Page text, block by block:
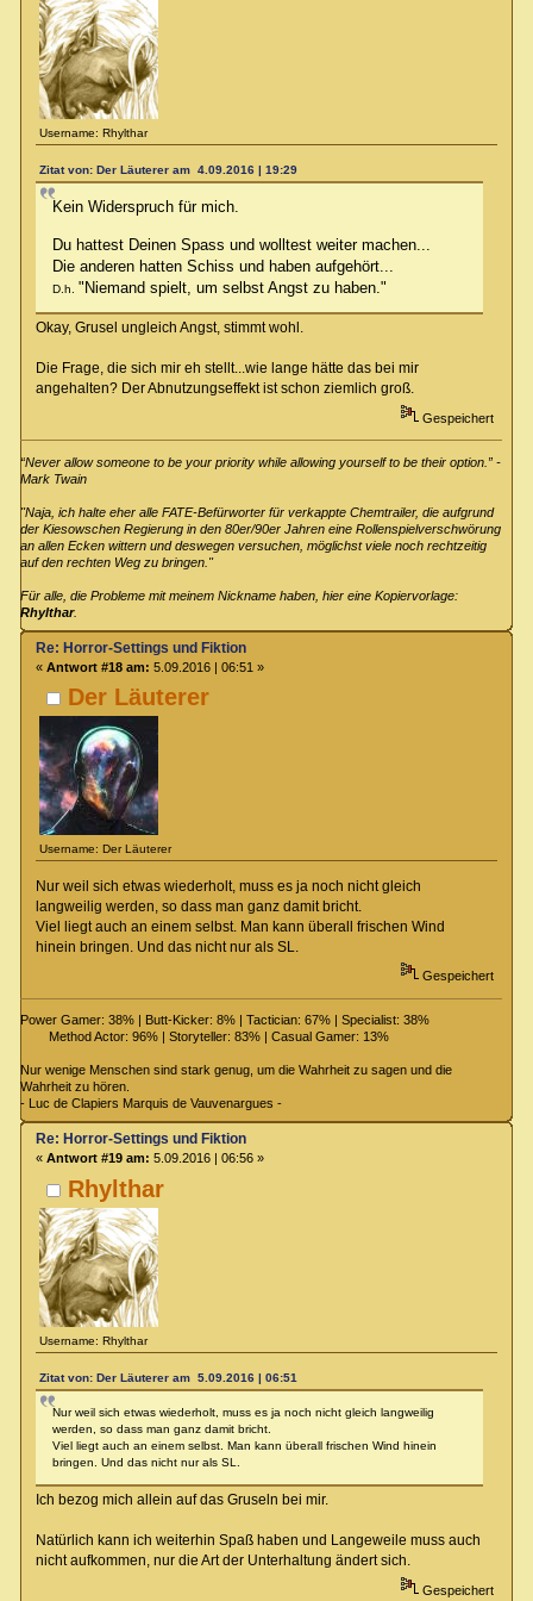
Username: Rhylthar
Zitat von: Der Läuterer am 4.09.2016 | 19:29
Kein Widerspruch für mich.
Du hattest Deinen Spass und wolltest weiter machen...
Die anderen hatten Schiss und haben aufgehört...
D.h. "Niemand spielt, um selbst Angst zu haben."
Okay, Grusel ungleich Angst, stimmt wohl.
Die Frage, die sich mir eh stellt...wie lange hätte das bei mir
angehalten? Der Abnutzungseffekt ist schon ziemlich groß.
Gespeichert
“Never allow someone to be your priority while allowing yourself to be their option.” -
Mark Twain
"Naja, ich halte eher alle FATE-Befürworter für verkappte Chemtrailer, die aufgrund
der Kiesowschen Regierung in den 80er/90er Jahren eine Rollenspielverschwörung
an allen Ecken wittern und deswegen versuchen, möglichst viele noch rechtzeitig
auf den rechten Weg zu bringen."
Für alle, die Probleme mit meinem Nickname haben, hier eine Kopiervorlage:
Rhylthar.
Der Läuterer
Username: Der Läuterer
Re: Horror-Settings und Fiktion
« Antwort #18 am: 5.09.2016 | 06:51 »
Nur weil sich etwas wiederholt, muss es ja noch nicht gleich
langweilig werden, so dass man ganz damit bricht.
Viel liegt auch an einem selbst. Man kann überall frischen Wind
hinein bringen. Und das nicht nur als SL.
Gespeichert
Power Gamer: 38% | Butt-Kicker: 8% | Tactician: 67% | Specialist: 38%
Method Actor: 96% | Storyteller: 83% | Casual Gamer: 13%
Nur wenige Menschen sind stark genug, um die Wahrheit zu sagen und die
Wahrheit zu hören.
- Luc de Clapiers Marquis de Vauvenargues -
Rhylthar
Username: Rhylthar
Re: Horror-Settings und Fiktion
« Antwort #19 am: 5.09.2016 | 06:56 »
Zitat von: Der Läuterer am 5.09.2016 | 06:51
Nur weil sich etwas wiederholt, muss es ja noch nicht gleich langweilig
werden, so dass man ganz damit bricht.
Viel liegt auch an einem selbst. Man kann überall frischen Wind hinein
bringen. Und das nicht nur als SL.
Ich bezog mich allein auf das Gruseln bei mir.
Natürlich kann ich weiterhin Spaß haben und Langeweile muss auch
nicht aufkommen, nur die Art der Unterhaltung ändert sich.
Gespeichert